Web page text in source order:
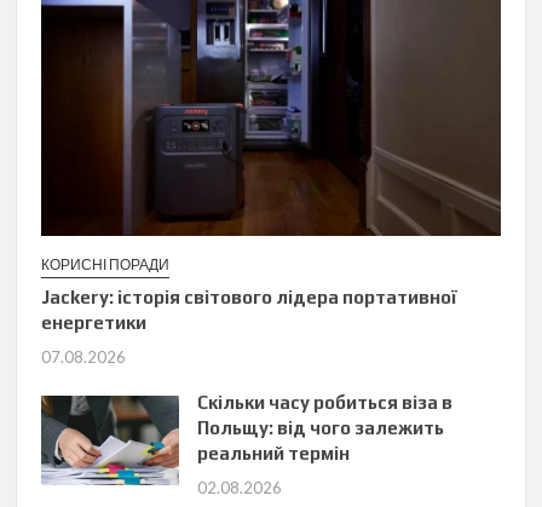
КОРИСНІ ПОРАДИ
Jackery: історія світового лідера портативної
енергетики
07.08.2026
Скільки часу робиться віза в
Польщу: від чого залежить
реальний термін
02.08.2026